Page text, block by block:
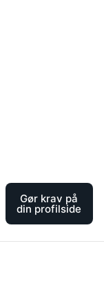
Gør krav på
din profilside